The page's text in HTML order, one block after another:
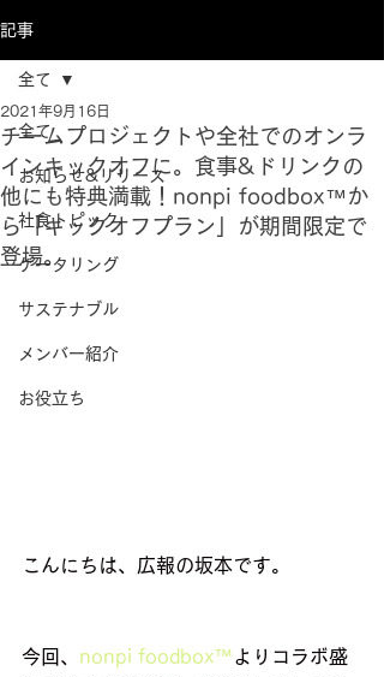
記事
全て
お知らせ&リリース
社食トピック
ケータリング
サステナブル
メンバー紹介
お役立ち
全て
チームプロジェクトや全社でのオンラ
インキックオフに。食事&ドリンクの
他にも特典満載！nonpi foodbox™か
ら「キックオフプラン」が期間限定で
登場。
2021年9月16日
こんにちは、広報の坂本です。
今回、 nonpi foodbox™よりコラボ盛